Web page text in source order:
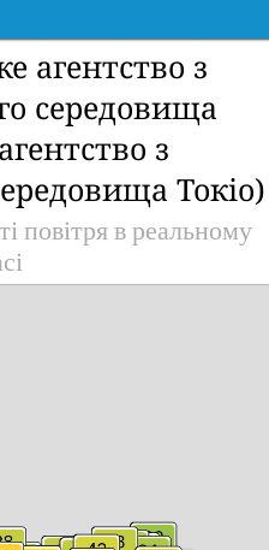
агентство з
середовища
з
Токіо)
повітря в реальному